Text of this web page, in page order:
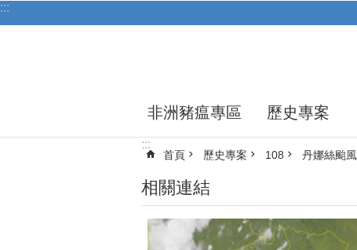
跳到主要內容區塊
:::
非洲豬瘟專區 歷史專案
:::
首頁 歷史專案 108 丹娜絲颱
相關連結